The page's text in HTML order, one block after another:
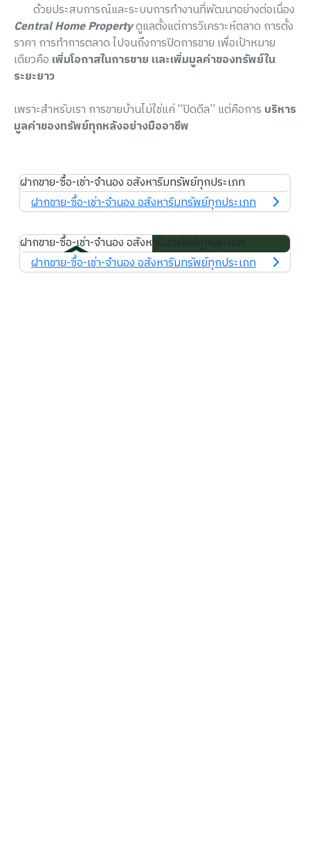
ด้วยประสบการณ์และระบบการทำงานที่พัฒนาอย่างต่อเนื่อง
Central Home Propertyดูแลตั้งแต่การวิเคราะห์ตลาด การตั้ง
ราคา การทำการตลาด ไปจนถึงการปิดการขาย เพื่อเป้าหมาย
เดียวคือ เพิ่มโอกาสในการขาย และเพิ่มมูลค่าของทรัพย์ใน
ระยะยาว
เพราะสำหรับเรา การขายบ้านไม่ใช่แค่ “ปิดดีล” แต่คือการ บริหาร
มูลค่าของทรัพย์ทุกหลังอย่างมืออาชีพ
ฝากขาย-ซื้อ-เช่า-จำนอง อสังหาริมทรัพย์ทุกประเภท
ฝากขาย-ซื้อ-เช่า-จำนอง อสังหาริมทรัพย์ทุกประเภท
ฝากขาย-ซื้อ-เช่า-จำนอง อสังหาริมทรัพย์ทุกประเภท
ฝากขาย-ซื้อ-เช่า-จำนอง อสังหาริมทรัพย์ทุกประเภท